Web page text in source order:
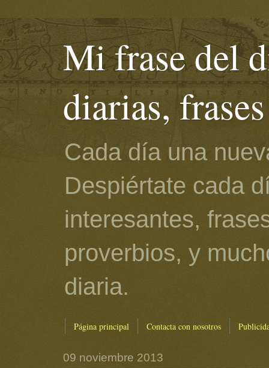
Mi frase del
diarias,
Cada día una
Despiértate cada
interesantes,
proverbios, y
diaria.
Página principal Contacta con nosotros
09 noviembre 2013